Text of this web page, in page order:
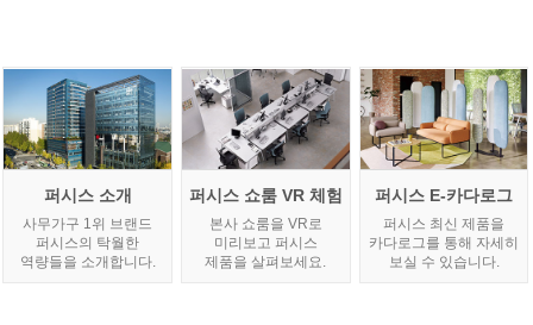
퍼시스 소개
사무가구 1위 브랜드
퍼시스의 탁월한
역량들을 소개합니다.
퍼시스 쇼룸 VR 체험
본사 쇼룸을 VR로
미리보고 퍼시스
제품을 살펴보세요.
퍼시스 E-카다로그
퍼시스 최신 제품을
카다로그를 통해 자세히
보실 수 있습니다.